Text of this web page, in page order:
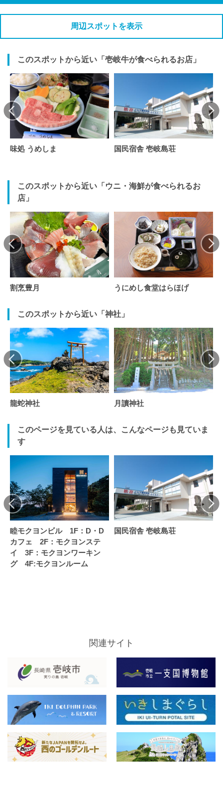
周辺スポットを表示
このスポットから近い「壱岐牛が食べられるお店」
味処 うめしま 国民宿舎 壱岐島荘
このスポットから近い「ウニ・海鮮が食べられるお
店」
割烹豊月 うにめし食堂はらほげ
このスポットから近い「神社」
龍蛇神社 月讀神社
このページを見ている人は、こんなページも見ていま
す
睦モクヨンビル 1F：D・D
カフェ 2F：モクヨンステ
イ 3F：モクヨンワーキン
グ 4F:モクヨンルーム
国民宿舎 壱岐島荘
関連サイト